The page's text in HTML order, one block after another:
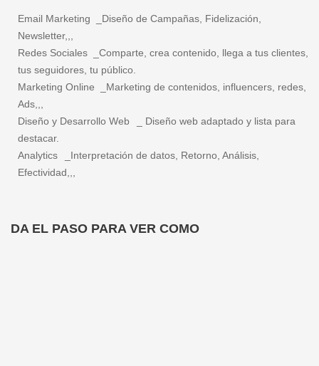
Email Marketing _Diseño de Campañas, Fidelización,
Newsletter,,,
Redes Sociales _Comparte, crea contenido, llega a tus clientes,
tus seguidores, tu público.
Marketing Online _Marketing de contenidos, influencers, redes,
Ads,,,
Diseño y Desarrollo Web
_ Diseño web adaptado y lista para
destacar.
Analytics
_Interpretación de datos, Retorno, Análisis,
Efectividad,,,
DA EL PASO PARA VER COMO